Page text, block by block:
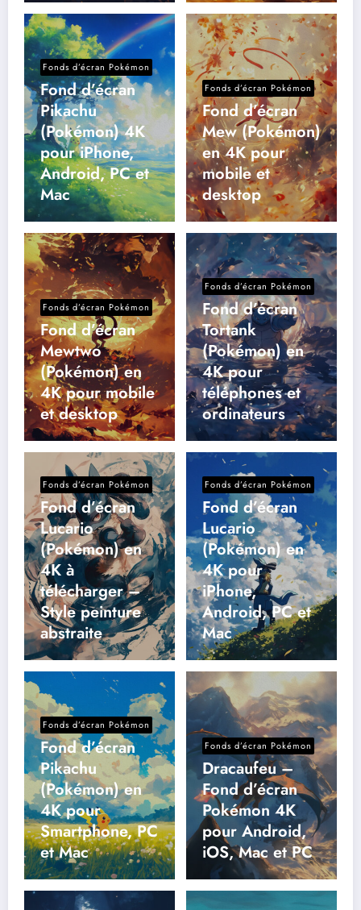
Fonds d’écran Pokémon
Fond d’écran
Pikachu
(Pokémon) 4K
pour iPhone,
Android, PC et
Mac
Fonds d’écran Pokémon
Fond d’écran
Mew (Pokémon)
en 4K pour
mobile et
desktop
Fonds d’écran Pokémon
Fond d’écran
Mewtwo
(Pokémon) en
4K pour mobile
et desktop
Fonds d’écran Pokémon
Fond d’écran
Tortank
(Pokémon) en
4K pour
téléphones et
ordinateurs
Fonds d’écran Pokémon
Fond d’écran
Lucario
(Pokémon) en
4K à
télécharger –
Style peinture
abstraite
Fonds d’écran Pokémon
Fond d’écran
Lucario
(Pokémon) en
4K pour
iPhone,
Android, PC et
Mac
Fonds d’écran Pokémon
Fond d’écran
Pikachu
(Pokémon) en
4K pour
Smartphone, PC
et Mac
Fonds d’écran Pokémon
Dracaufeu –
Fond d’écran
Pokémon 4K
pour Android,
iOS, Mac et PC